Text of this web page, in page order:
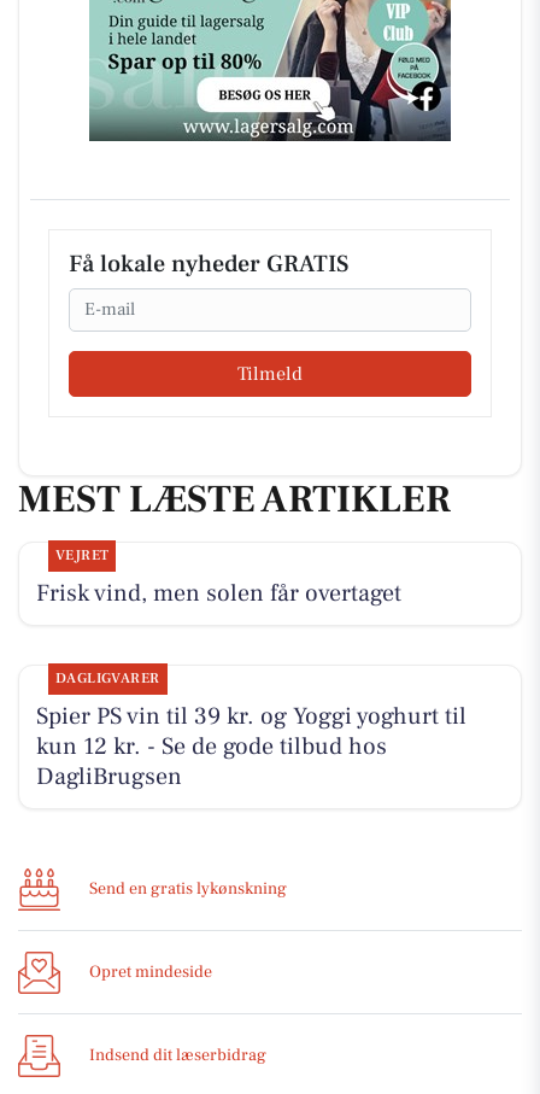
Få lokale nyheder GRATIS
Email
Tilmeld
MEST LÆSTE ARTIKLER
VEJRET
Frisk vind, men solen får overtaget
DAGLIGVARER
Spier PS vin til 39 kr. og Yoggi yoghurt til
kun 12 kr. - Se de gode tilbud hos
DagliBrugsen
Send en gratis lykønskning
Opret mindeside
Indsend dit læserbidrag